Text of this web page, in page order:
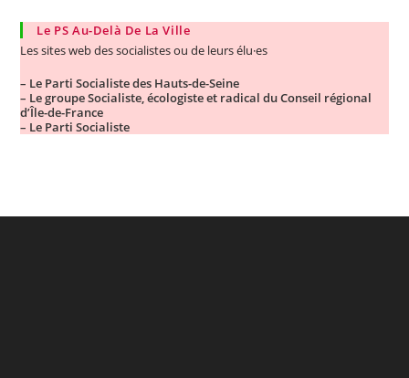
Le PS Au-Delà De La Ville
Les sites web des socialistes ou de leurs élu·es
– Le Parti Socialiste des Hauts-de-Seine
– Le groupe Socialiste, écologiste et radical du Conseil régional
d’Île-de-France
– Le Parti Socialiste